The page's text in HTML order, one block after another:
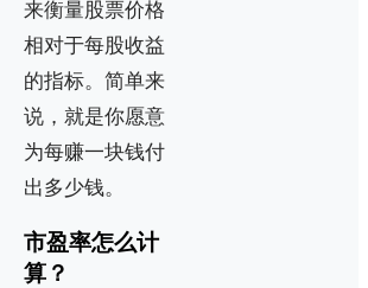
来衡量股票价格
相对于每股收益
的指标。简单来
说，就是你愿意
为每赚一块钱付
出多少钱。
市盈率怎么计
算？